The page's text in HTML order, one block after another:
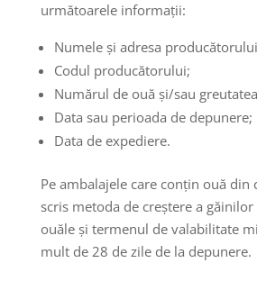
următoarele informații:
Numele și adresa
Codul producătorului;
Numărul de ouă și/sau
Data sau perioada de depunere;
Data de expediere.
Pe ambalajele care conțin ouă din
scris metoda de creștere a
ouăle și termenul de valabilitate
mult de 28 de zile de la depunere.